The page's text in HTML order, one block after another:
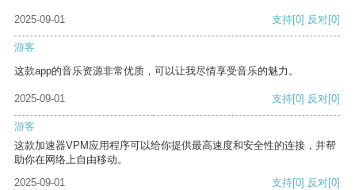
2025-09-01 支持[0] 反对[0]
游客
这款app的音乐资源非常优质，可以让我尽情享受音乐的魅力。
2025-09-01 支持[0] 反对[0]
游客
这款加速器VPM应用程序可以给你提供最高速度和安全性的连接，并帮
助你在网络上自由移动。
2025-09-01
支持[0] 反对[0]